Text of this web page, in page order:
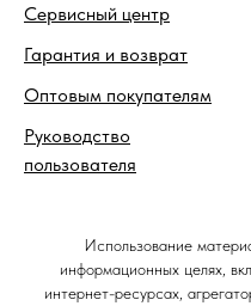
Сервисный центр
Гарантия и возврат
Оптовым покупателям
Руководство
пользователя
Использование
информационных целях,
интернет-ресурсах,